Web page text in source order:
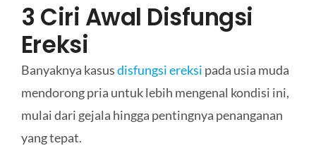
3 Ciri Awal Disfungsi
Ereksi
Banyaknya kasusdisfungsi ereksi pada usia muda
mendorong pria untuk lebih mengenal kondisi ini,
mulai dari gejala hingga pentingnya penanganan
yang tepat.